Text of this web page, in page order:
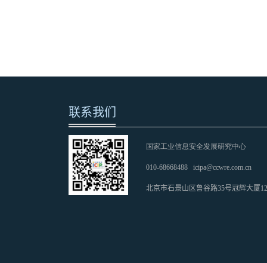
联系我们
国家工业信息安全发展研究中心
010-68668488 icipa@ccwre.com.cn
北京市石景山区鲁谷路35号冠辉大厦